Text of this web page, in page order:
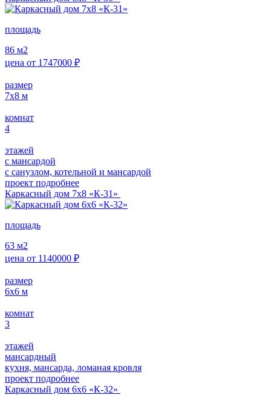
площадь
86 м2
цена от 1747000 ₽
размер
7х8 м
комнат
4
этажей
с мансардой
с санузлом, котельной и мансардой
проект подробнее
Каркасный дом 7х8 «К-31»
площадь
63 м2
цена от 1140000 ₽
размер
6х6 м
комнат
3
этажей
мансардный
кухня, мансарда, ломаная кровля
проект подробнее
Каркасный дом 6х6 «К-32»